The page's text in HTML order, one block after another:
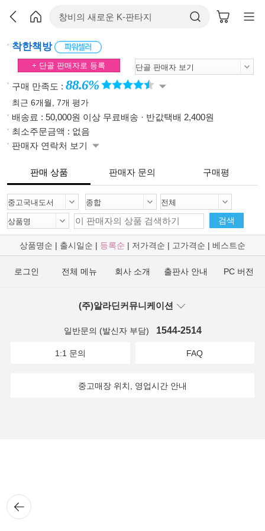
착한책방
+ 단골 판매자로 등록
구매 만족도 : 88.6%
최근 6개월, 7개 평가
배송료 : 50,000원 이상 무료배송 · 반값택배 2,400원
최소주문금액 : 없음
판매자 연락처 보기
판매 상품 판매자 문의 구매평
검색
상품명순 | 출시일순 | 등록순 | 저가격순 | 고가격순 | 베스트순
뒤로
가기
로그인 전체 메뉴 회사 소개 출판사 안내 PC 버전
(주)알라딘커뮤니케이션
일반문의 (발신자 부담) 1544-2514
1:1 문의 FAQ
중고매장 위치, 영업시간 안내